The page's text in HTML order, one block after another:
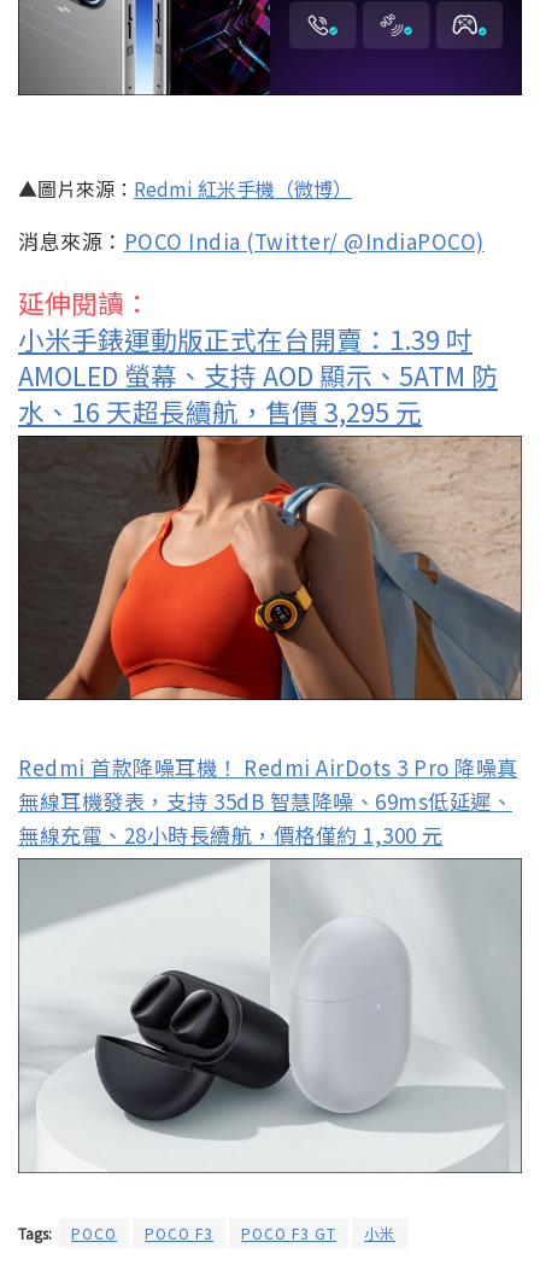
▲圖片來源： Redmi 紅米手機（微博）
消息來源： POCO India (Twitter/ @IndiaPOCO)
延伸閱讀：
小米手錶運動版正式在台開賣：1.39 吋
AMOLED 螢幕、支持 AOD 顯示、5ATM 防
水、16 天超長續航，售價 3,295 元
Redmi 首款降噪耳機！ Redmi AirDots 3 Pro 降噪真
無線耳機發表，支持 35dB 智慧降噪、69ms低延遲、
無線充電、28小時長續航，價格僅約 1,300 元
Tags: POCO POCO F3 POCO F3 GT 小米